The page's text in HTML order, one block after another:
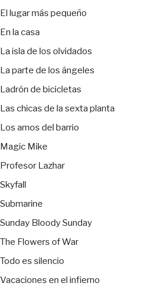
El lugar más pequeño
En la casa
La isla de los olvidados
La parte de los ángeles
Ladrón de bicicletas
Las chicas de la sexta planta
Los amos del barrio
Magic Mike
Profesor Lazhar
Skyfall
Submarine
Sunday Bloody Sunday
The Flowers of War
Todo es silencio
Vacaciones en el infierno